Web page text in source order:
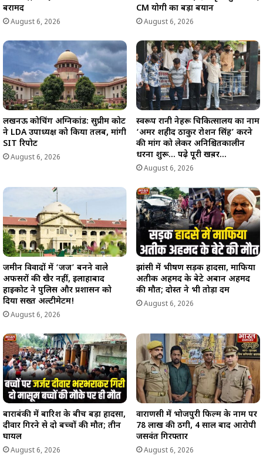
बरामद
August 6, 2026
CM योगी का बड़ा बयान
August 6, 2026
लखनऊ कोचिंग अग्निकांड: सुप्रीम कोर्ट
ने LDA उपाध्यक्ष को किया तलब, मांगी
SIT रिपोर्ट
August 6, 2026
स्वरूप रानी नेहरू चिकित्सालय का नाम
‘अमर शहीद ठाकुर रोशन सिंह’ करने
की मांग को लेकर अनिश्चितकालीन
धरना शुरू… पढ़े पूरी खब़र…
August 6, 2026
जमीन विवादों में ‘जज’ बनने वाले
अफसरों की खैर नहीं, इलाहाबाद
हाईकोर्ट ने पुलिस और प्रशासन को
दिया सख्त अल्टीमेटम!
August 6, 2026
झांसी में भीषण सड़क हादसा, माफिया
अतीक अहमद के बेटे अबान अहमद
की मौत; दोस्त ने भी तोड़ा दम
August 6, 2026
बाराबंकी में बारिश के बीच बड़ा हादसा,
दीवार गिरने से दो बच्चों की मौत; तीन
घायल
August 6, 2026
वाराणसी में भोजपुरी फिल्म के नाम पर
78 लाख की ठगी, 4 साल बाद आरोपी
जसवंत गिरफ्तार
August 6, 2026